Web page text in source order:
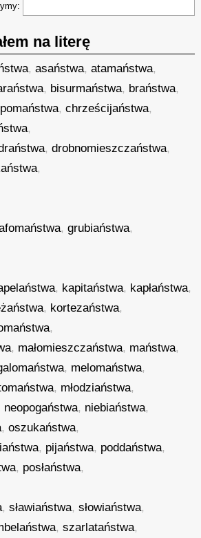
na literę
,asaństwa,atamaństwa,
, bisurmaństwa, braństwa,
,chrześcijaństwa,
,
,drobnomieszczaństwa,
,
,grubiaństwa,
, kapitaństwa, kapłaństwa,
, kortezaństwa,
,
, małomieszczaństwa, maństwa,
, melomaństwa,
, młodziaństwa,
neopogaństwa, niebiaństwa,
,oszukaństwa,
, pijaństwa, poddaństwa,
, posłaństwa,
,sławiaństwa,słowiaństwa,
,szarlataństwa,